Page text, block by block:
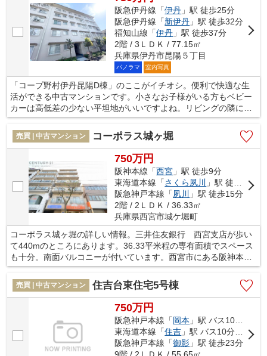
阪急伊丹線「伊丹 」駅 徒歩25分
阪急伊丹線「新伊丹 」駅 徒歩32分
福知山線「伊丹 」駅 徒歩37分
2階 / 3ＬＤＫ / 77.15㎡
兵庫県伊丹市昆陽５丁目
パノラマ 室内写真
「コープ野村伊丹昆陽D棟」のここがイチオシ。便利で快適な生
活ができる中古マンションです。小さなお子様がいる方もベビー
カーは高低差の少ない平坦地がいいですよね。リビングの隣に和
室があるので、来客時も行き来が簡単です。交通アクセスが良好
な阪急伊丹線伊丹周辺なら、どこへ行くにも不便さを感じること
はないでしょう。不動産をお探しなら、ぜひ当社にお任せ下さ
売買 | 中古マンション コーポラス城ヶ堀
750万円
阪神本線「西宮 」駅 徒歩9分
東海道本線「さくら夙川
」駅 徒歩15分
阪急神戸本線「夙川
」駅 徒歩15分
2階 / 2ＬＤＫ / 36.33㎡
兵庫県西宮市城ケ堀町
コーポラス城ヶ堀の詳しい情報。三井住友銀行 西宮支店が歩い
て440mのところにあります。36.33平米程の専有面積でスペース
も十分。南面バルコニーが付いています。西宮市にある阪神本線
西宮周辺で不動産情報をお求めの方は、当社にお任せ下さい。当
社は、お客様が快適な生活が送れるよう、しっかりとサポート致
します。
売買 | 中古マンション 住吉台東住宅5号棟
750万円
阪急神戸本線「岡本 」駅 バス10分 「赤塚橋（兵庫県）」 停歩5分
東海道本線「住吉 」駅 バス10分 「赤塚橋（兵庫県）」 停歩5分
阪急神戸本線「御影 」駅 徒歩23分
9階 / 2ＬＤＫ / 55.65㎡